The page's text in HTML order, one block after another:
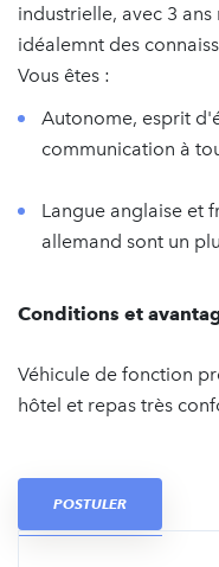
industrielle, avec 3
idéalemnt des
Vous êtes :
Autonome, esprit
communication à
Langue anglaise et
allemand sont un
Conditions et
Véhicule de fonction
hôtel et repas très
POSTULER